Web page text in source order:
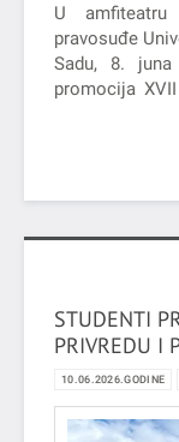
U
pravosuđe
Sadu, 8.
promocija
STUDENTI
PRIVREDU I
STRUČNU
10.06.2026.GODINE